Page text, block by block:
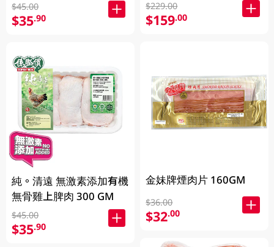
$45.00
$35.90
純。清遠 無激素添加有機
無骨雞上脾肉 300 GM
$45.00
$35.90
$229.00
$159.00
金妹牌煙肉片 160GM
$36.00
$32.00